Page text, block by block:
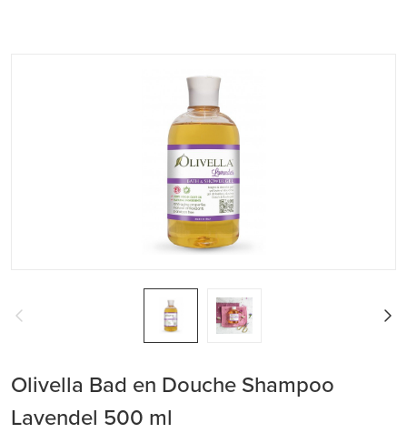
Olivella Bad en Douche Shampoo
Lavendel 500 ml